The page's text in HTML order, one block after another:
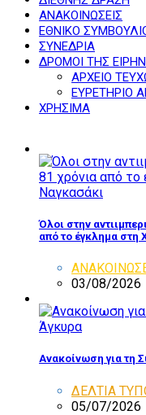
ΑΝΑΚΟΙΝΩΣΕΙΣ
ΕΘΝΙΚΟ
ΣΥΝΕΔΡΙΑ
ΔΡΟΜΟΙ ΤΗΣ
ΑΡΧΕΙΟ
ΕΥΡΕΤΗΡΙΟ
ΧΡΗΣΙΜΑ
Όλοι στην
από το έγκλημα στη
03/08/2026
Ανακοίνωση για τη
ΔΕΛΤΙΑ
05/07/2026